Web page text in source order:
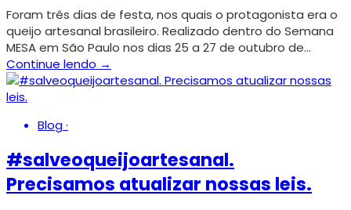
Foram três dias de festa, nos quais o protagonista era o
queijo artesanal brasileiro. Realizado dentro do Semana
MESA em São Paulo nos dias 25 a 27 de outubro de…
Continue lendo →
Blog·
#salveoqueijoartesanal.
Precisamos atualizar nossas leis.